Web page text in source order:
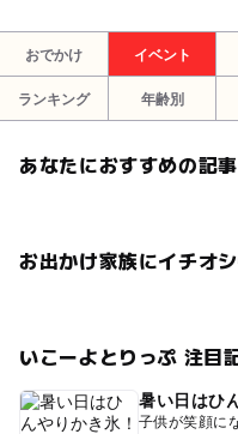
おでかけ イベント
ランキング 年齢別
あなたにおすすめの記事
お出かけ家族にイチオ
いこーよとりっぷ 注目
暑い日はひ
子供が笑顔に